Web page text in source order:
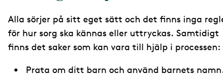
Alla sörjer på sitt eget sätt och det finns inga
för hur sorg ska kännas eller uttryckas. Samtidigt
finns det saker som kan vara till hjälp i processen:
Prata om ditt barn och använd barnets